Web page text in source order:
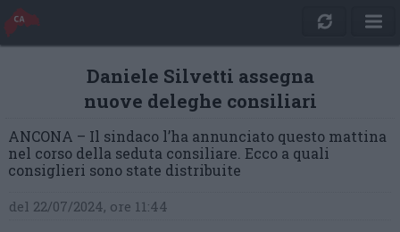
Daniele Silvetti assegna
nuove deleghe consiliari
ANCONA – Il sindaco l’ha annunciato questo mattina
nel corso della seduta consiliare. Ecco a quali
consiglieri sono state distribuite
del 22/07/2024, ore 11:44